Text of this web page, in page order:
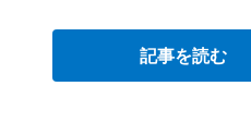
記事を読む